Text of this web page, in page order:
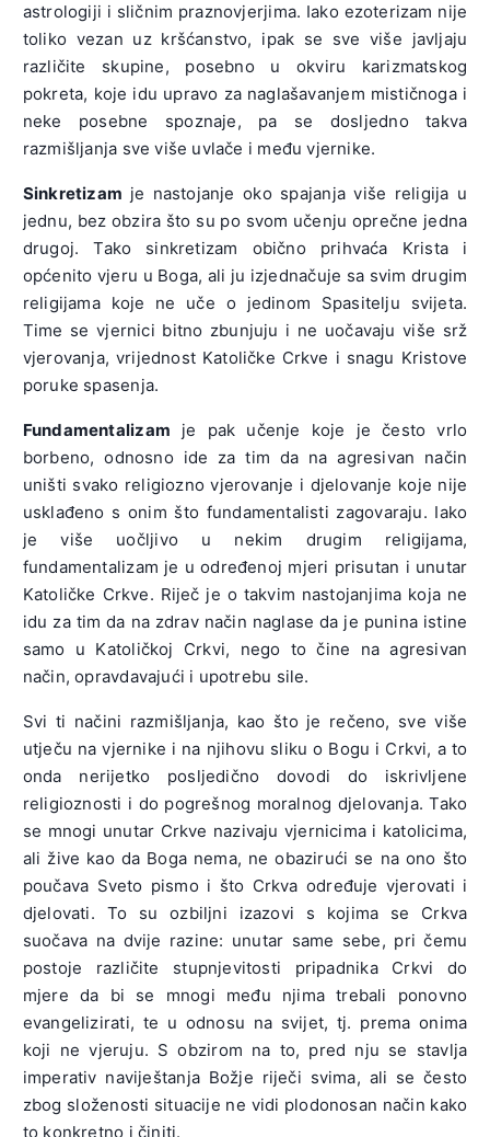
astrologiji i sličnim praznovjerjima. Iako ezoterizam nije
toliko vezan uz kršćanstvo, ipak se sve više javljaju
različite skupine, posebno u okviru karizmatskog
pokreta, koje idu upravo za naglašavanjem mističnoga i
neke posebne spoznaje, pa se dosljedno takva
razmišljanja sve više uvlače i među vjernike.
Sinkretizam je nastojanje oko spajanja više religija u
jednu, bez obzira što su po svom učenju oprečne jedna
drugoj. Tako sinkretizam obično prihvaća Krista i
općenito vjeru u Boga, ali ju izjednačuje sa svim drugim
religijama koje ne uče o jedinom Spasitelju svijeta.
Time se vjernici bitno zbunjuju i ne uočavaju više srž
vjerovanja, vrijednost Katoličke Crkve i snagu Kristove
poruke spasenja.
Fundamentalizam je pak učenje koje je često vrlo
borbeno, odnosno ide za tim da na agresivan način
uništi svako religiozno vjerovanje i djelovanje koje nije
usklađeno s onim što fundamentalisti zagovaraju. Iako
je više uočljivo u nekim drugim religijama,
fundamentalizam je u određenoj mjeri prisutan i unutar
Katoličke Crkve. Riječ je o takvim nastojanjima koja ne
idu za tim da na zdrav način naglase da je punina istine
samo u Katoličkoj Crkvi, nego to čine na agresivan
način, opravdavajući i upotrebu sile.
Svi ti načini razmišljanja, kao što je rečeno, sve više
utječu na vjernike i na njihovu sliku o Bogu i Crkvi, a to
onda nerijetko posljedično dovodi do iskrivljene
religioznosti i do pogrešnog moralnog djelovanja. Tako
se mnogi unutar Crkve nazivaju vjernicima i katolicima,
ali žive kao da Boga nema, ne obazirući se na ono što
poučava Sveto pismo i što Crkva određuje vjerovati i
djelovati. To su ozbiljni izazovi s kojima se Crkva
suočava na dvije razine: unutar same sebe, pri čemu
postoje različite stupnjevitosti pripadnika Crkvi do
mjere da bi se mnogi među njima trebali ponovno
evangelizirati, te u odnosu na svijet, tj. prema onima
koji ne vjeruju. S obzirom na to, pred nju se stavlja
imperativ naviještanja Božje riječi svima, ali se često
zbog složenosti situacije ne vidi plodonosan način kako
to konkretno i činiti.